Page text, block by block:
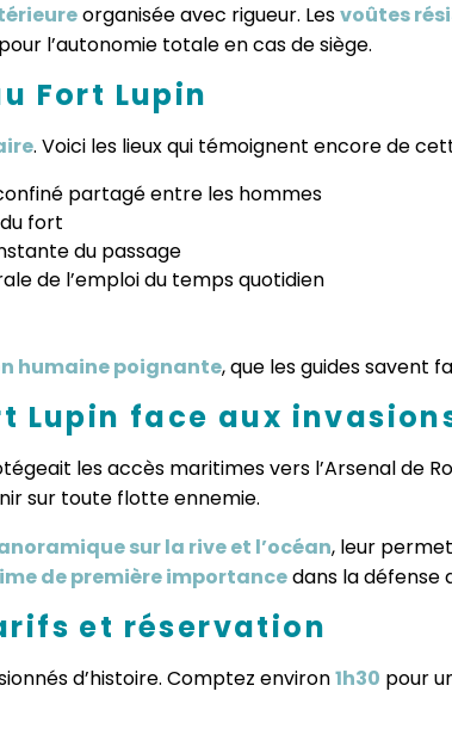
organisée avec rigueur. Lesvoûtes
l’autonomie totale en cas de siège.
Fort Lupin
. Voici les lieux qui témoignent encore de
partagé entre les hommes
fort
du passage
de l’emploi du temps quotidien
humaine poignante, que les guides savent
Lupin face aux
les accès maritimes vers l’Arsenal de
sur toute flotte ennemie.
sur la rive et l’océan, leur
de première importancedans la défense
et réservation
d’histoire. Comptez environ1h30 pour